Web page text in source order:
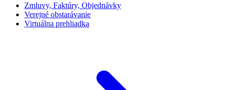
Zmluvy, Faktúry, Objednávky
Verejné obstarávanie
Virtuálna prehliadka